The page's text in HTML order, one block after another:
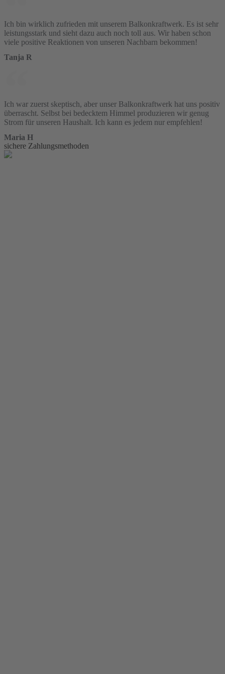
Ich bin wirklich zufrieden mit unserem Balkonkraftwerk. Es ist sehr
leistungsstark und sieht dazu auch noch toll aus. Wir haben schon
viele positive Reaktionen von unseren Nachbarn bekommen!
Tanja R
Ich war zuerst skeptisch, aber unser Balkonkraftwerk hat uns positiv
überrascht. Selbst bei bedecktem Himmel produzieren wir genug
Strom für unseren Haushalt. Ich kann es jedem nur empfehlen!
Maria H
sichere Zahlungsmethoden